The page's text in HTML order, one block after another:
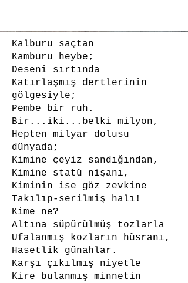
Kalburu saçtan
Kamburu heybe;
Deseni sırtında
Katırlaşmış dertlerinin
gölgesiyle;
Pembe bir ruh.
Bir...iki...belki milyon,
Hepten milyar dolusu
dünyada;
Kimine çeyiz sandığından,
Kimine statü nişanı,
Kiminin ise göz zevkine
Takılıp-serilmiş halı!
Kime ne?
Altına süpürülmüş tozlarla
Ufalanmış kozların hüsranı,
Hasetlik günahlar.
Karşı çıkılmış niyetle
Kire bulanmış minnetin